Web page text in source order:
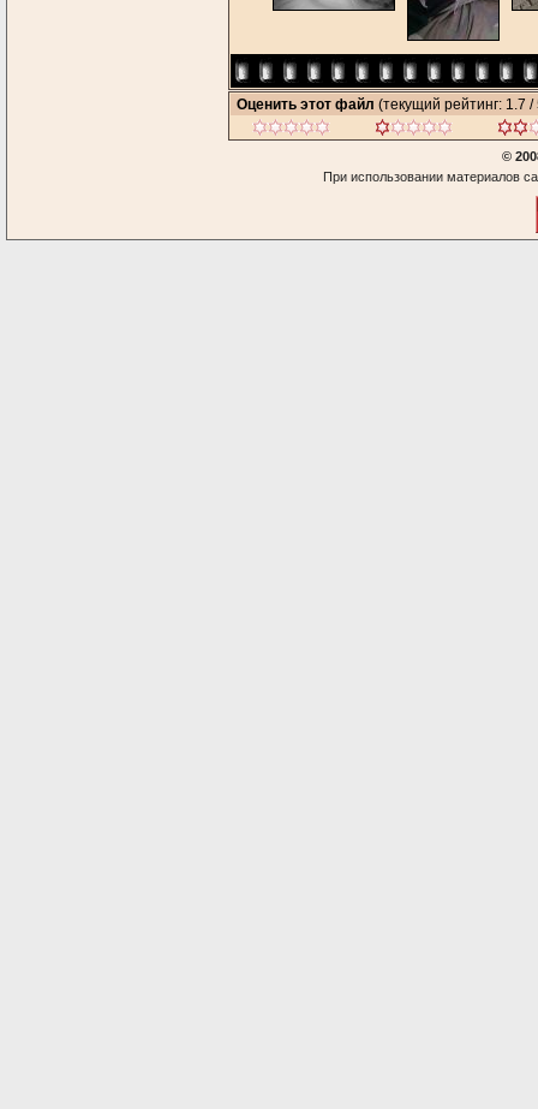
Оценить этот файл (текущий рейтинг: 1.7 /
©
При использовании материалов